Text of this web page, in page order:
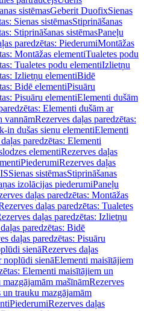
sistēmasGeberit DuofixSienas
Sienas sistēmasStiprināšanas
Stiprināšanas sistēmasPaneļu
paredzētas: PiederumiMontāžas
Montāžas elementiTualetes podu
Tualetes podu elementiIzlietņu
Izlietņu elementiBidē
Bidē elementiPisuāru
Pisuāru elementiElementi dušām
Elementi dušām ar
vannāmRezerves daļas paredzētas:
in dušas sienu elementiElementi
paredzētas: Elementi
elementiRezerves daļas
PiederumiRezerves daļas
Sienas sistēmasStiprināšanas
izolācijas piederumiPaneļu
daļas paredzētas: Montāžas
daļas paredzētas: Tualetes
daļas paredzētas: Izlietņu
paredzētas: Bidē
daļas paredzētas: Pisuāru
sienāRezerves daļas
noplūdi sienāElementi maisītājiem
Elementi maisītājiem un
mašīnāmRezerves
un trauku mazgājamām
PiederumiRezerves daļas